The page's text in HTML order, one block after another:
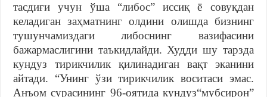
тасдиғи учун ўша “либос” иссиқ ё совуқдан
келадиган заҳматнинг олдини олишда бизнинг
тушунчамиздаги либоснинг вазифасини
бажармаслигини таъкидлайди. Худди шу тарзда
кундуз тирикчилик қилинадиган вақт эканини
айтади. “Унинг ўзи тирикчилик воситаси эмас.
Анъом сурасининг 96-оятида кундуз“мубсирон”